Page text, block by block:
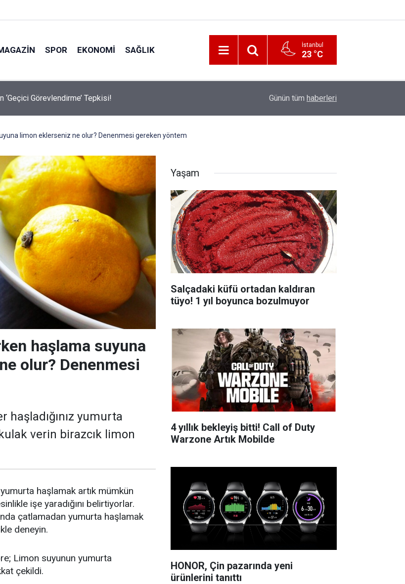
SPOR EKONOMI SAĞLIK İstanbul
23 °C
Şikayetini Hafife Almayın! İzmir 112’de Kan Donduran İddialar!
Günün tüm haberleri
limon eklerseniz ne olur? Denenmesi gereken yöntem
haşlama suyuna
olur? Denenmesi
yumurta
verin birazcık limon
haşlamak artık mümkün
işe yaradığını belirtiyorlar.
çatlamadan yumurta haşlamak
deneyin.
Limon suyunun yumurta
çekildi.
Yaşam
Salçadaki küfü ortadan kaldıran
tüyo! 1 yıl boyunca bozulmuyor
4 yıllık bekleyiş bitti! Call of Duty
Warzone Artık Mobilde
HONOR, Çin pazarında yeni
ürünlerini tanıttı